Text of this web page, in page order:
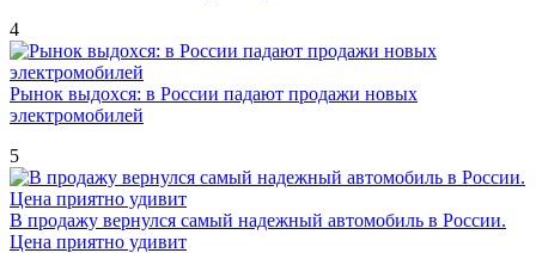
4
Рынок выдохся: в России падают продажи новых
электромобилей
5
В продажу вернулся самый надежный автомобиль в России.
Цена приятно удивит